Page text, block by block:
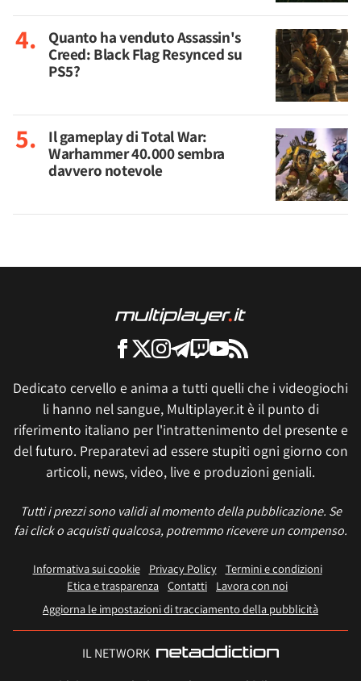
Quanto ha venduto Assassin's
Creed: Black Flag Resynced su
PS5?
Il gameplay di Total War:
Warhammer 40.000 sembra
davvero notevole
Dedicato cervello e anima a tutti quelli che i videogiochi
li hanno nel sangue, Multiplayer.it è il punto di
riferimento italiano per l'intrattenimento del presente e
del futuro. Preparatevi ad essere stupiti ogni giorno con
articoli, news, video, live e produzioni geniali.
Tutti i prezzi sono validi al momento della pubblicazione. Se
fai click o acquisti qualcosa, potremmo ricevere un compenso.
Informativa sui cookie Privacy Policy
Termini e condizioni
Etica e trasparenza Contatti
Lavora con noi
Aggiorna le impostazioni di tracciamento della pubblicità
IL NETWORK